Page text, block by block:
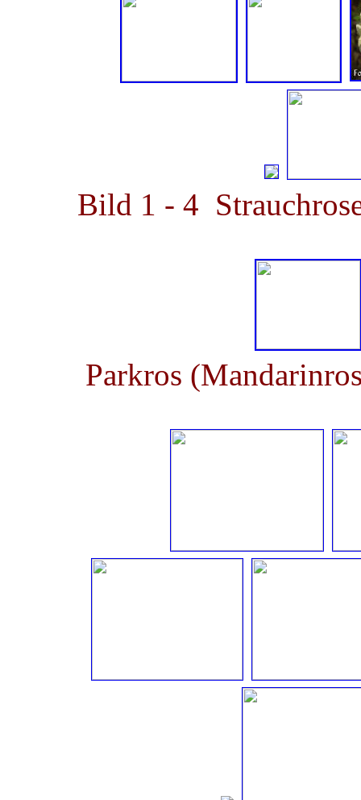
Bild 1 - 4
Parkros